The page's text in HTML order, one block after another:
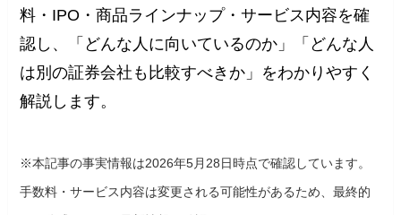
料・IPO・商品ラインナップ・サービス内容を確
認し、「どんな人に向いているのか」「どんな人
は別の証券会社も比較すべきか」をわかりやすく
解説します。
※本記事の事実情報は2026年5月28日時点で確認しています。
手数料・サービス内容は変更される可能性があるため、最終的